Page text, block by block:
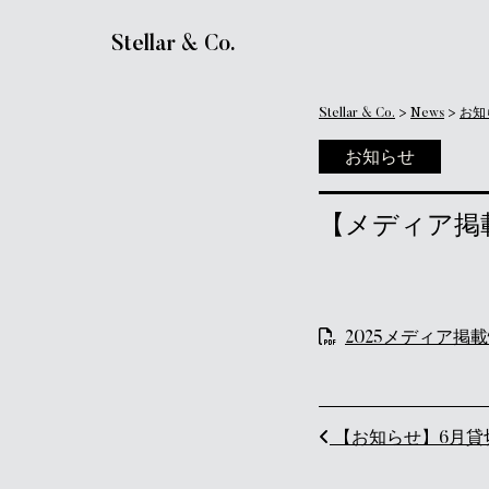
Stellar & Co.
Stellar & Co. > News > お知
お知らせ
【メディア
2025メディア掲
投稿ナビ
【お知らせ】6月